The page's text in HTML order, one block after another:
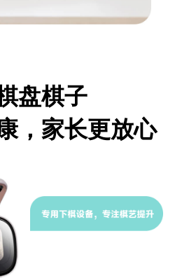
盘棋子
，家长更放心